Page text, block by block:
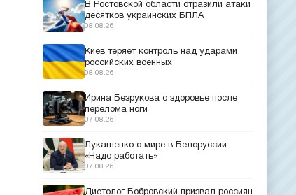
В Ростовской области отразили атаки
десятков украинских БПЛА
08.08.26
Киев теряет контроль над ударами
российских военных
08.08.26
Ирина Безрукова о здоровье после
перелома ноги
07.08.26
Лукашенко о мире в Белоруссии:
«Надо работать»
07.08.26
Диетолог Бобровский призвал россиян